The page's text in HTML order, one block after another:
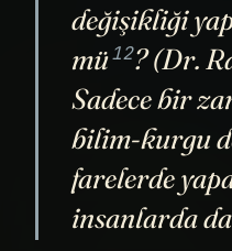
değişikliği
mü12? (Dr.
Sadece bir
bilim-kurgu
farelerde
insanlarda